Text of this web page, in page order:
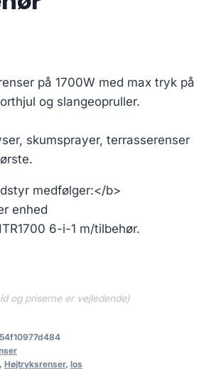
på 1700W med max tryk på
og slangeopruller.
skumsprayer, terrasserenser
medfølger:</b>
enhed
6-i-1 m/tilbehør.
og priserne er vejledende)
54f10977d484
, Højtryksrenser, los